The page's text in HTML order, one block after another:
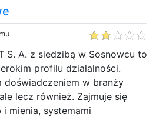
S. A. z siedzibą w Sosnowcu to
profilu działalności.
doświadczeniem w branży
lecz również. Zajmuje się
mienia, systemami